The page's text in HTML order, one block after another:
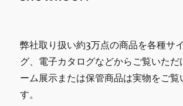
弊社取り扱い約3万点の商品を各種サ
グ、電子カタログなどからご覧いただ
ーム展示または保管商品は実物をご覧
す。